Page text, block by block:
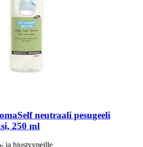
neutraali pesugeeli
250 ml
ja hiustyypeille